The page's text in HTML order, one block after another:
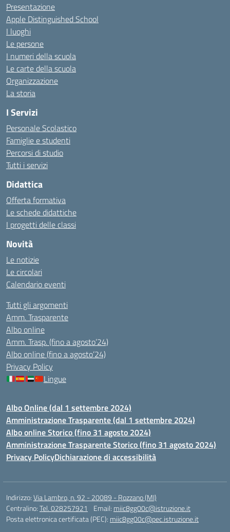
Presentazione
Apple Distinguished School
I luoghi
Le persone
I numeri della scuola
Le carte della scuola
Organizzazione
La storia
I Servizi
Personale Scolastico
Famiglie e studenti
Percorsi di studio
Tutti i servizi
Didattica
Offerta formativa
Le schede didattiche
I progetti delle classi
Novità
Le notizie
Le circolari
Calendario eventi
Tutti gli argomenti
Amm. Trasparente
Albo online
Amm. Trasp. (fino a agosto’24)
Albo online (fino a agosto’24)
Privacy Policy
Lingue
Albo Online (dal 1 settembre 2024)
Amministrazione Trasparente (dal 1 settembre 2024)
Albo online Storico (fino 31 agosto 2024)
Amministrazione Trasparente Storico (fino 31 agosto 2024)
Privacy PolicyDichiarazione di accessibilità
Indirizzo:Via Lambro, n. 92 - 20089 - Rozzano (MI)
Centralino:Tel. 028257921 Email: miic8gg00c@istruzione.it
Posta elettronica certificata (PEC): miic8gg00c@pec.istruzione.it